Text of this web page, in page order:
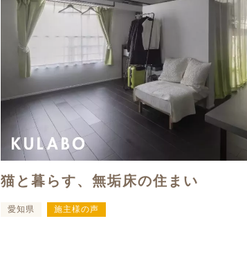
猫と暮らす、無垢床の住まい
愛知県 施主様の声